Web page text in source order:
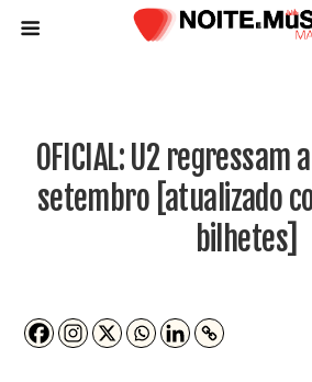
OFICIAL: U2 regressam
setembro [atualizado
bilhetes]